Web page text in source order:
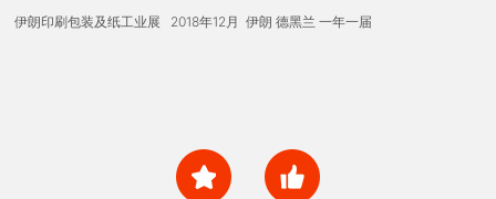
伊朗印刷包装及纸工业展 2018年12月 伊朗 德黑兰 一年一届